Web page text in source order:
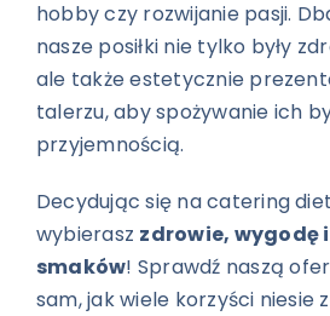
hobby czy rozwijanie pasji.
nasze posiłki nie tylko były
ale także estetycznie
talerzu, aby spożywanie ich
przyjemnością.
Decydując się na catering
wybierasz zdrowie, wygodę
smaków! Sprawdź naszą
sam, jak wiele korzyści niesie